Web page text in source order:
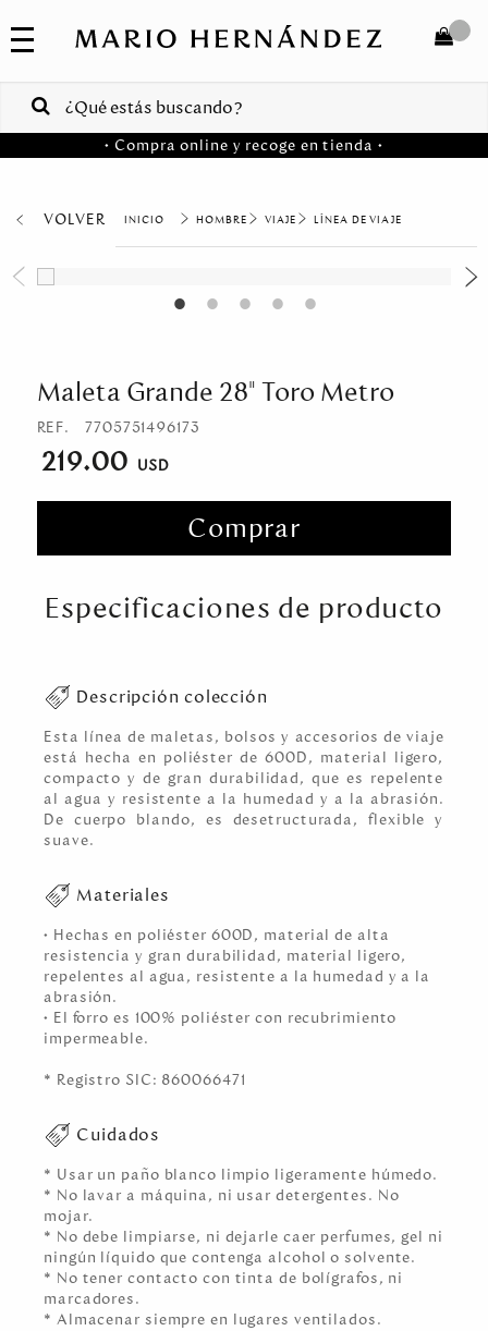
COLECCIONES
VENTAS
CORPORATIVAS COMPRAR
• Compra online y recoge en tienda •
VOLVER HOMBRE VIAJE LÍNEA DE VIAJE
Maleta Grande 28" Toro Metro
REF. 7705751496173
219.00
Comprar
Especificaciones de producto
Descripción colección
Esta línea de maletas, bolsos y accesorios de viaje
está hecha en poliéster de 600D, material ligero,
compacto y de gran durabilidad, que es repelente
al agua y resistente a la humedad y a la abrasión.
De cuerpo blando, es desetructurada, flexible y
suave.
Materiales
• Hechas en poliéster 600D, material de alta
resistencia y gran durabilidad, material ligero,
repelentes al agua, resistente a la humedad y a la
abrasión.
• El forro es 100% poliéster con recubrimiento
impermeable.
* Registro SIC: 860066471
Cuidados
* Usar un paño blanco limpio ligeramente húmedo.
* No lavar a máquina, ni usar detergentes. No
mojar.
* No debe limpiarse, ni dejarle caer perfumes, gel ni
ningún líquido que contenga alcohol o solvente.
* No tener contacto con tinta de bolígrafos, ni
marcadores.
* Almacenar siempre en lugares ventilados.